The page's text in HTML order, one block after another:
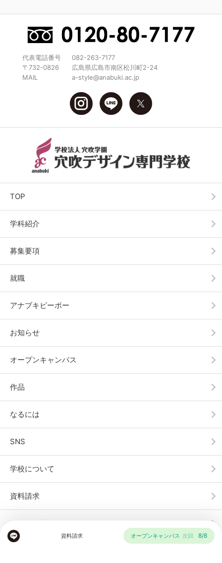
代表電話番号
082-263-7177
〒732-0826
広島県広島市南区松川町2-24
MAIL
a-style@anabuki.ac.jp
TOP
学科紹介
募集要項
就職
アナブキピーポー
お知らせ
オープンキャンパス
作品
なるには
SNS
学校について
資料請求
よくある質問
資料請求 オープンキャンパス 次回 8/8